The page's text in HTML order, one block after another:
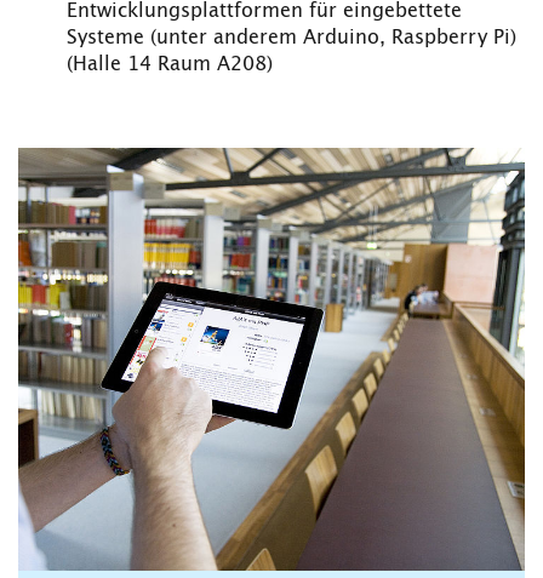
Entwicklungsplattformen für eingebettete
Systeme (unter anderem Arduino, Raspberry Pi)
(Halle 14 Raum A208)